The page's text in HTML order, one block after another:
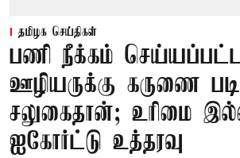
தமிழக செய்திகள்
பணி நீக்கம்
ஊழியருக்கு கருணை
சலுகைதான்; உரிமை
ஐகோர்ட்டு உத்தரவு